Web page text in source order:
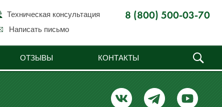
8 (800) 500-03-70
Техническая консультация
Написать письмо
ОТЗЫВЫ КОНТАКТЫ